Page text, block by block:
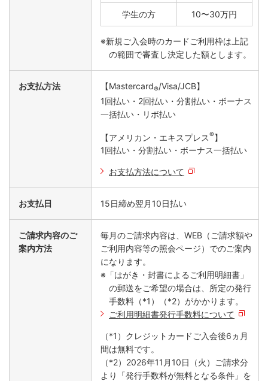
学生の方 10〜30万円
※新規ご入会時のカードご利用枠は上記
の範囲で審査し決定した額とします。
お支払方法 【Mastercard®/Visa/JCB】
1回払い・2回払い・分割払い・ボーナス
一括払い・リボ払い
【アメリカン・エキスプレス ®】
1回払い・分割払い・ボーナス一括払い
お支払方法について
お支払日 15日締め翌月10日払い
ご請求内容のご
案内方法
毎月のご請求内容は、WEB（ご請求額や
ご利用内容等の照会ページ）でのご案内
になります。
※「はがき・封書によるご利用明細書」
の郵送をご希望の場合は、所定の発行
手数料（*1）（*2）がかかります。
ご利用明細書発行手数料について
（*1）クレジットカードご入会後6ヵ月
間は無料です。
（*2）2026年11月10日（火）ご請求分
より「発行手数料が無料となる条件」を